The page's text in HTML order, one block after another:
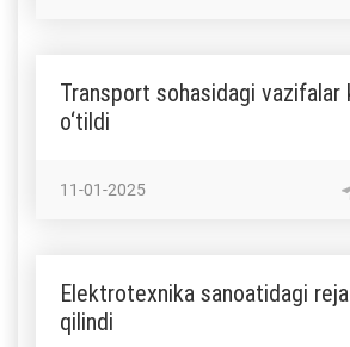
Transport sohasidagi vazifalar
o‘tildi
11-01-2025
Elektrotexnika sanoatidagi
qilindi